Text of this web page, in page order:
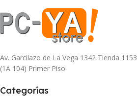
Av. Garcilazo de La Vega 1342 Tienda 1153
(1A 104) Primer Piso
Categorías